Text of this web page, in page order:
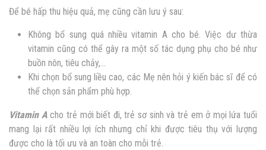
Để bé hấp thu hiệu quả, mẹ cũng cần lưu ý sau:
Không bổ sung quá nhiều vitamin A cho bé. Việc dư thừa
vitamin cũng có thể gây ra một số tác dụng phụ cho bé như
buồn nôn, tiêu chảy,…
Khi chọn bổ sung liều cao, các Mẹ nên hỏi ý kiến bác sĩ để có
thể chọn sản phẩm phù hợp.
Vitamin Acho trẻ mới biết đi, trẻ sơ sinh và trẻ em ở mọi lứa tuổi
mang lại rất nhiều lợi ích nhưng chỉ khi được tiêu thụ với lượng
được cho là tối ưu và an toàn cho mỗi trẻ.